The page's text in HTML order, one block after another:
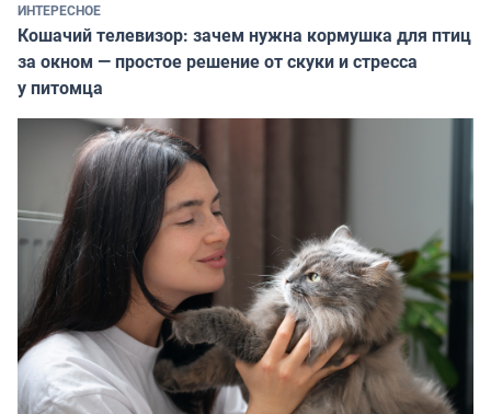
ИНТЕРЕСНОЕ
Кошачий телевизор: зачем нужна кормушка для птиц
за окном — простое решение от скуки и стресса
у питомца